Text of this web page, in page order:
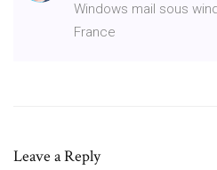
Windows mail sous
France
Leave a Reply